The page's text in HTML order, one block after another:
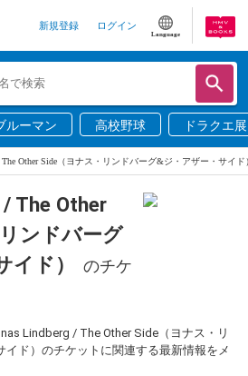
新規登録 ログイン
Language
ルーマン 高校野球 ドラクエ展
The Other Side（ヨナス・リンドバーグ&ジ・アザー・サイド
The Other
ンドバーグ
イド）
のチケ
Lindberg / The Other Side（ヨナス・リ
イド）のチケットに関連する最新情報をメ